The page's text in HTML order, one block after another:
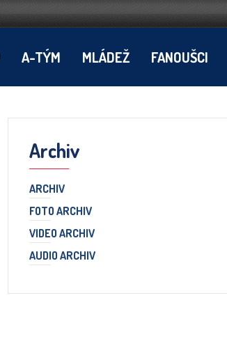
A-TÝM MLÁDEŽ FANOUŠCI
Archiv
ARCHIV
FOTO ARCHIV
VIDEO ARCHIV
AUDIO ARCHIV